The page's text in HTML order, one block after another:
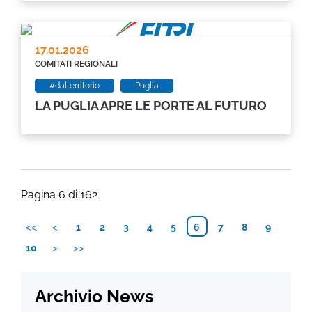
LA PUGLIA APRE LE PORTE AL FUTURO
COMITATI REGIONALI
17.01.2026
#dalterritorio Puglia
Pagina 6 di 162
1 2 3 4 5 6 7 8
9
10
Archivio News